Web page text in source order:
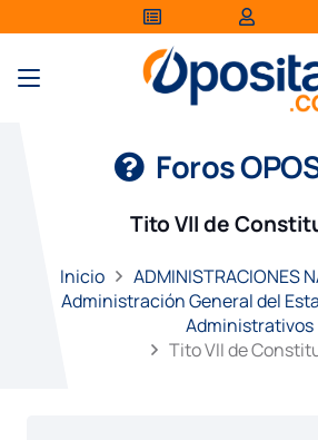
Foros
Tito VII de
Inicio
ADMINISTRACIONES
Administración General del
Administrativos
Tito VII de